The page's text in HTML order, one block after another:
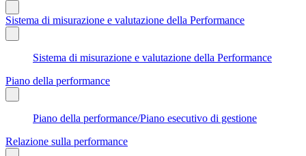
Sistema di misurazione e valutazione della Performance
Sistema di misurazione e valutazione della Performance
Piano della performance
Piano della performance/Piano esecutivo di gestione
Relazione sulla performance